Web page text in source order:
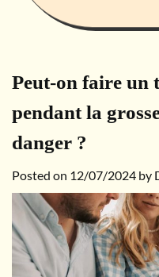
Peut-on faire un
pendant la
danger ?
Posted on 12/07/2024 by